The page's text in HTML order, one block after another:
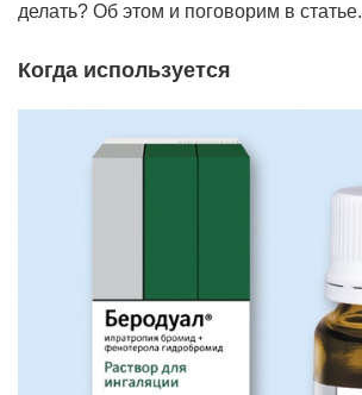
делать? Об этом и поговорим в статье.
Когда используется